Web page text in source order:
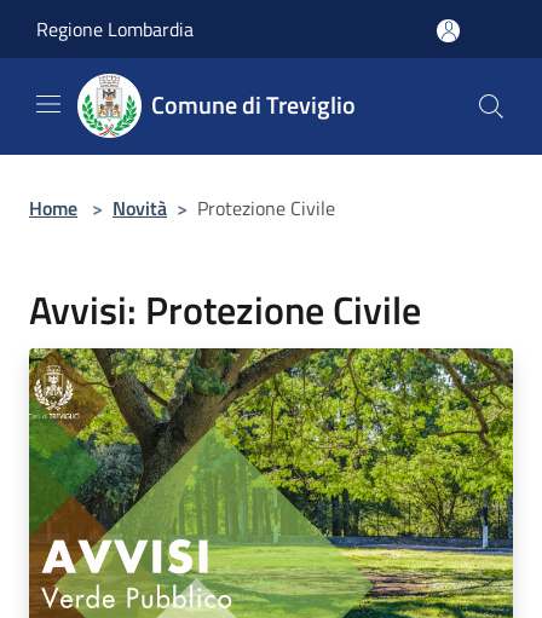
Regione Lombardia
Comune di Treviglio
Home > Novità > Protezione Civile
Avvisi: Protezione Civile